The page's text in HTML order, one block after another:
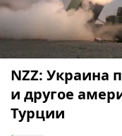
NZZ: Украина
и другое
Турции